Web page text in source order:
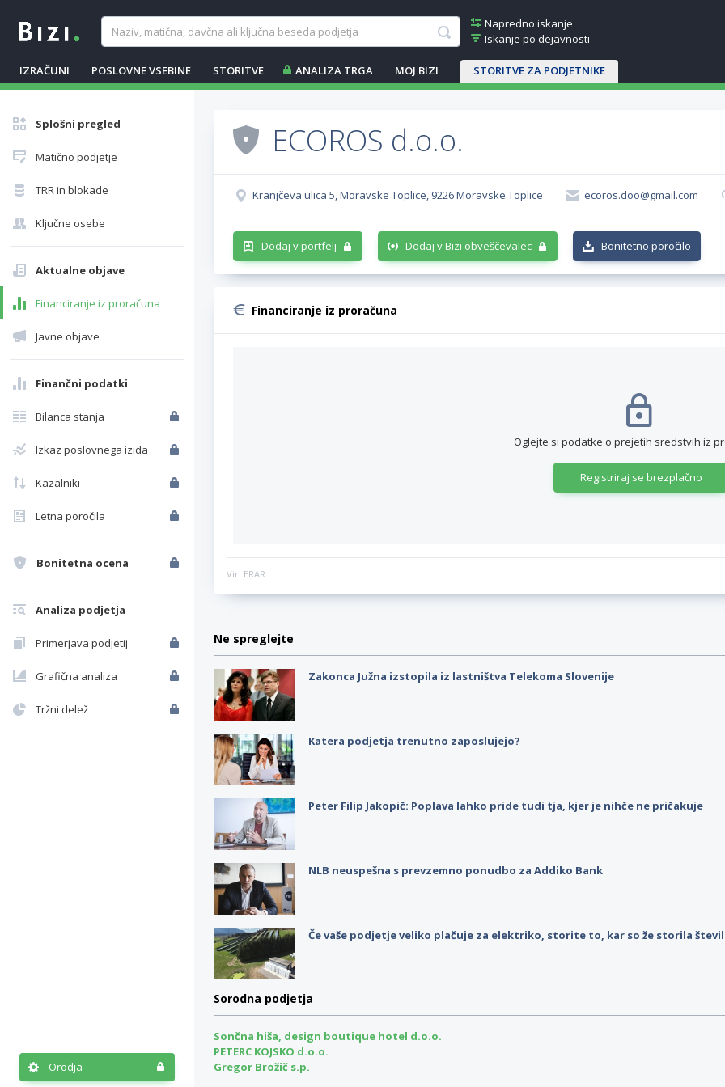
Napredno iskanje
Iskanje po dejavnosti
IZRAČUNI POSLOVNE VSEBINE STORITVE ANALIZA TRGA MOJ BIZI STORITVE ZA PODJETNIKE
Splošni pregled
Matično podjetje
TRR in blokade
Ključne osebe
Aktualne objave
Financiranje iz proračuna
Javne objave
Finančni podatki
Bilanca stanja
Izkaz poslovnega izida
Kazalniki
Letna poročila
Bonitetna ocena
Analiza podjetja
Primerjava podjetij
Grafična analiza
Tržni delež
Orodja
ECOROS d.o.o.
Kranjčeva ulica 5, Moravske Toplice, 9226 Moravske Toplice ecoros.doo@gmail.com
Dodaj v portfelj Dodaj v Bizi obveščevalec Bonitetno poročilo
Financiranje iz proračuna
Oglejte si podatke o prejetih sredstvih iz
Registriraj se brezplačno
Vir: ERAR
Ne spreglejte
Zakonca Južna izstopila iz lastništva Telekoma Slovenije
Katera podjetja trenutno zaposlujejo?
Peter Filip Jakopič: Poplava lahko pride tudi tja, kjer je nihče ne pričakuje
NLB neuspešna s prevzemno ponudbo za Addiko Bank
Če vaše podjetje veliko plačuje za elektriko, storite to, kar so že storila
Sorodna podjetja
Sončna hiša, design boutique hotel d.o.o.
PETERC KOJSKO d.o.o.
Gregor Brožič s.p.